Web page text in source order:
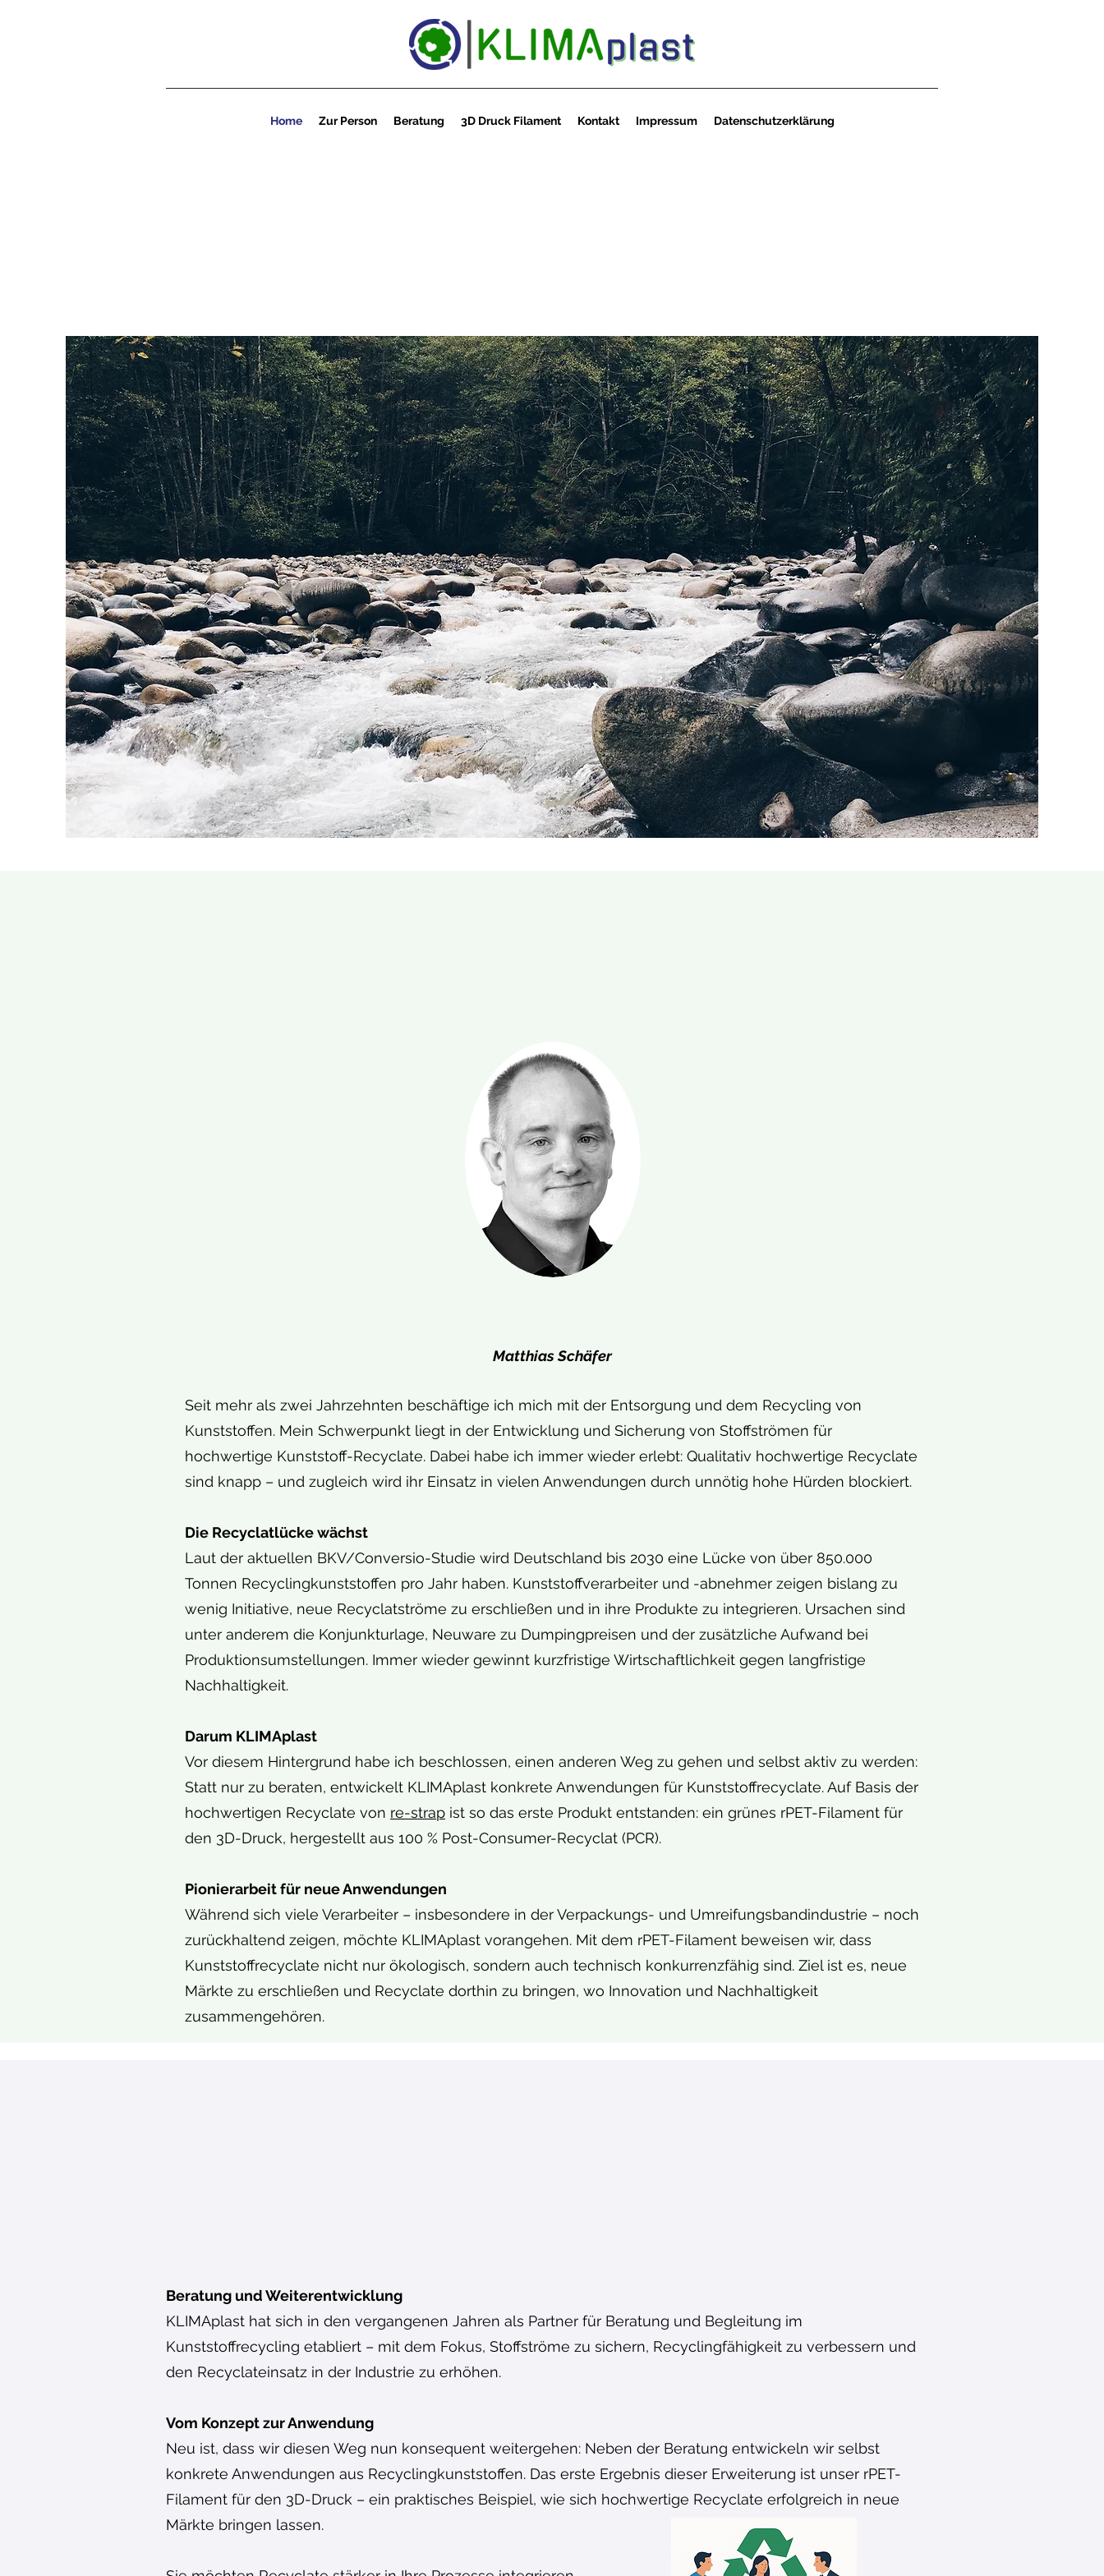
Home Zur Person Beratung 3D Druck Filament Kontakt Impressum Datenschutzerklärung
Matthias Schäfer
Seit mehr als zwei Jahrzehnten beschäftige ich mich mit der Entsorgung und dem Recycling von
Kunststoffen. Mein Schwerpunkt liegt in der Entwicklung und Sicherung von Stoffströmen für
hochwertige Kunststoff-Recyclate. Dabei habe ich immer wieder erlebt: Qualitativ hochwertige Recyclate
sind knapp – und zugleich wird ihr Einsatz in vielen Anwendungen durch unnötig hohe Hürden blockiert.
Die Recyclatlücke wächst
Laut der aktuellen BKV/Conversio-Studie wird Deutschland bis 2030 eine Lücke von über 850.000
Tonnen Recyclingkunststoffen pro Jahr haben. Kunststoffverarbeiter und -abnehmer zeigen bislang zu
wenig Initiative, neue Recyclatströme zu erschließen und in ihre Produkte zu integrieren. Ursachen sind
unter anderem die Konjunkturlage, Neuware zu Dumpingpreisen und der zusätzliche Aufwand bei
Produktionsumstellungen. Immer wieder gewinnt kurzfristige Wirtschaftlichkeit gegen langfristige
Nachhaltigkeit.
Darum KLIMAplast
Vor diesem Hintergrund habe ich beschlossen, einen anderen Weg zu gehen und selbst aktiv zu werden:
Statt nur zu beraten, entwickelt KLIMAplast konkrete Anwendungen für Kunststoffrecyclate. Auf Basis der
hochwertigen Recyclate von re-strap ist so das erste Produkt entstanden: ein grünes rPET-Filament für
den 3D-Druck, hergestellt aus 100 % Post-Consumer-Recyclat (PCR).
Pionierarbeit für neue Anwendungen
Während sich viele Verarbeiter – insbesondere in der Verpackungs- und Umreifungsbandindustrie – noch
zurückhaltend zeigen, möchte KLIMAplast vorangehen. Mit dem rPET-Filament beweisen wir, dass
Kunststoffrecyclate nicht nur ökologisch, sondern auch technisch konkurrenzfähig sind. Ziel ist es, neue
Märkte zu erschließen und Recyclate dorthin zu bringen, wo Innovation und Nachhaltigkeit
zusammengehören.
Beratung und Weiterentwicklung
KLIMAplast hat sich in den vergangenen Jahren als Partner für Beratung und Begleitung im
Kunststoffrecycling etabliert – mit dem Fokus, Stoffströme zu sichern, Recyclingfähigkeit zu verbessern und
den Recyclateinsatz in der Industrie zu erhöhen.
Vom Konzept zur Anwendung
Neu ist, dass wir diesen Weg nun konsequent weitergehen: Neben der Beratung entwickeln wir selbst
konkrete Anwendungen aus Recyclingkunststoffen. Das erste Ergebnis dieser Erweiterung ist unser rPET-
Filament für den 3D-Druck – ein praktisches Beispiel, wie sich hochwertige Recyclate erfolgreich in neue
Märkte bringen lassen.